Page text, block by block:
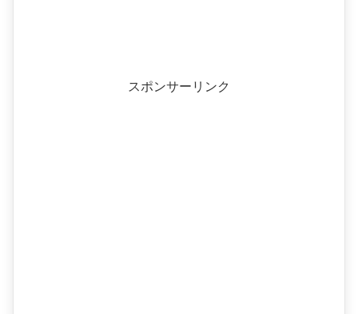
スポンサーリンク